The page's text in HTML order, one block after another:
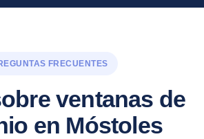
FRECUENTES
ventanas de
en Móstoles